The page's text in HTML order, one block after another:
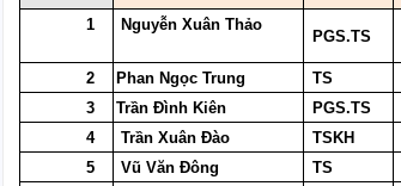
1 Nguyễn Xuân Thảo
PGS.TS
2 Phan Ngọc Trung TS
3
Trần Đình Kiên PGS.TS
4
Trần Xuân Đào TSKH
5
Vũ Văn Đông TS